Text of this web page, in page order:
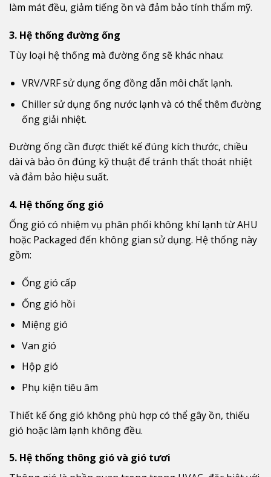
làm mát đều, giảm tiếng ồn và đảm bảo tính thẩm mỹ.
3. Hệ thống đường ống
Tùy loại hệ thống mà đường ống sẽ khác nhau:
VRV/VRF sử dụng ống đồng dẫn môi chất lạnh.
Chiller sử dụng ống nước lạnh và có thể thêm đường
ống giải nhiệt.
Đường ống cần được thiết kế đúng kích thước, chiều
dài và bảo ôn đúng kỹ thuật để tránh thất thoát nhiệt
và đảm bảo hiệu suất.
4. Hệ thống ống gió
Ống gió có nhiệm vụ phân phối không khí lạnh từ AHU
hoặc Packaged đến không gian sử dụng. Hệ thống này
gồm:
Ống gió cấp
Ống gió hồi
Miệng gió
Van gió
Hộp gió
Phụ kiện tiêu âm
Thiết kế ống gió không phù hợp có thể gây ồn, thiếu
gió hoặc làm lạnh không đều.
5. Hệ thống thông gió và gió tươi